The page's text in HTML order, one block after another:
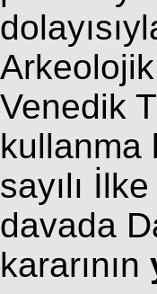
Venedik
kullanma
sayılı
davada
kararının